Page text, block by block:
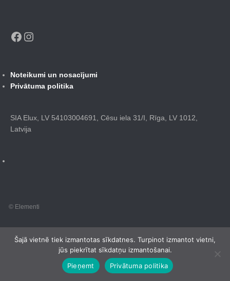
Facebook
Noteikumi un nosacījumi
Privātuma politika
SIA Elux, LV 54103004691, Cēsu iela 31/I, Rīga, LV 1012,
Latvija
© Elementi
Šajā vietnē tiek izmantotas sīkdatnes. Turpinot izmantot vietni,
jūs piekrītat sīkdatņu izmantošanai.
Pieņemt
Privātuma politika